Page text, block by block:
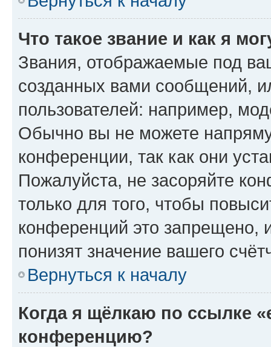
Что такое звание и как я
Звания, отображаемые под
созданных вами сообщений,
пользователей: например,
Обычно вы не можете
конференции, так как они
Пожалуйста, не засоряйте
только для того, чтобы
конференций это запрещено,
понизят значение вашего
Вернуться к началу
Когда я щёлкаю по ссылке
конференцию?